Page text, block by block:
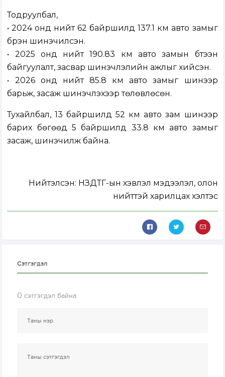
Тодруулбал,
• 2024 онд нийт 62 байршилд 137.1 км авто замыг
бүрэн шинэчилсэн.
• 2025 онд нийт 190.83 км авто замын бүтээн
байгуулалт, засвар шинэчлэлийн ажлыг хийсэн.
• 2026 онд нийт 85.8 км авто замыг шинээр
барьж, засаж шинэчлэхээр төлөвлөсөн.
Тухайлбал, 13 байршилд 52 км авто зам шинээр
барих бөгөөд 5 байршилд 33.8 км авто замыг
засаж, шинэчилж байна.
Нийтэлсэн: НЗДТГ-ын хэвлэл мэдээлэл, олон
нийттэй харилцах хэлтэс
Сэтгэгдэл
0 сэтгэгдэл байна